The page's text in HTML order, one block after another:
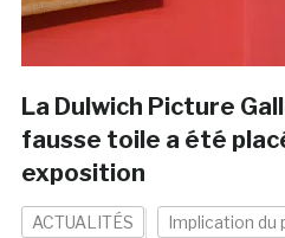
La Dulwich Picture
fausse toile a été
exposition
ACTUALITÉS Implication du